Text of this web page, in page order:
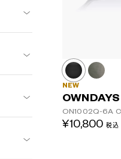
NEW
ON1002Q-6A
¥10,800 税込